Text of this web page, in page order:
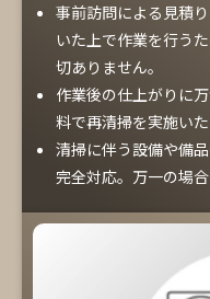
事前訪問による見積
いた上で作業を行う
切ありません。
作業後の仕上がりに
料で再清掃を実施いた
清掃に伴う設備や備
完全対応。万一の場